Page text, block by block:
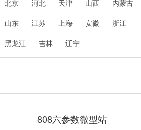
北京 河北 天津 山西
内蒙古
山东 江苏 上海 安徽
浙江
黑龙江 吉林 辽宁
808六参数微型站